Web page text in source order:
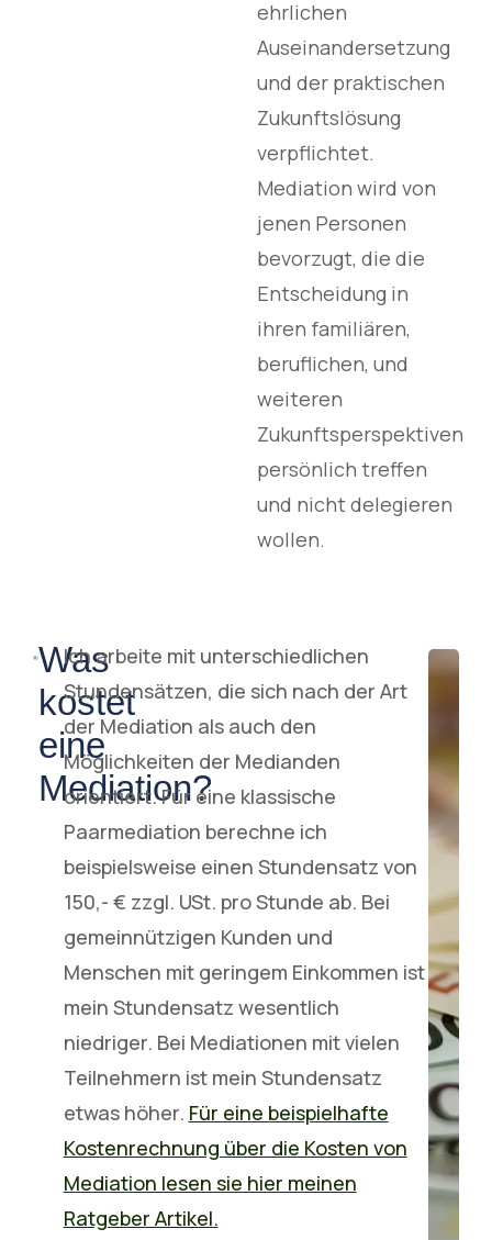
ehrlichen
Auseinandersetzung
und der praktischen
Zukunftslösung
verpflichtet.
Mediation wird von
jenen Personen
bevorzugt, die die
Entscheidung in
ihren familiären,
beruflichen, und
weiteren
Zukunftsperspektiven
persönlich treffen
und nicht delegieren
wollen.
Was
kostet
eine
Mediation?
Ich arbeite mit unterschiedlichen
Stundensätzen, die sich nach der Art
der Mediation als auch den
Möglichkeiten der Medianden
orientiert. Für eine klassische
Paarmediation berechne ich
beispielsweise einen Stundensatz von
150,- € zzgl. USt. pro Stunde ab. Bei
gemeinnützigen Kunden und
Menschen mit geringem Einkommen ist
mein Stundensatz wesentlich
niedriger. Bei Mediationen mit vielen
Teilnehmern ist mein Stundensatz
etwas höher. Für eine beispielhafte
Kostenrechnung über die Kosten von
Mediation lesen sie hier meinen
Ratgeber Artikel.